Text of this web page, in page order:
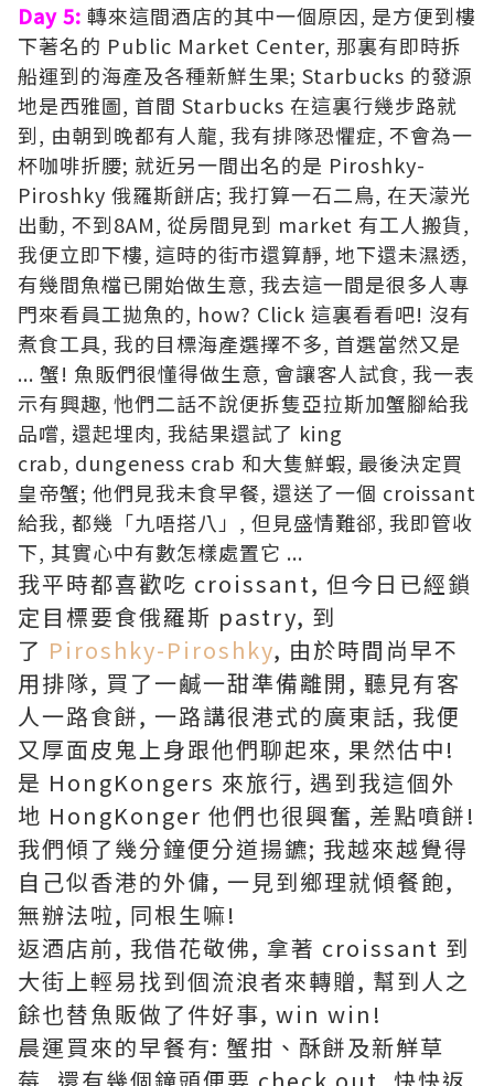
Day 5: 轉來這間酒店的其中一個原因, 是方便到樓
下著名的 Public Market Center, 那裏有即時拆
船運到的海產及各種新鮮生果; Starbucks 的發源
地是西雅圖, 首間 Starbucks 在這裏行幾步路就
到, 由朝到晚都有人龍, 我有排隊恐懼症, 不會為一
杯咖啡折腰; 就近另一間出名的是 Piroshky-
Piroshky 俄羅斯餅店; 我打算一石二鳥, 在天濛光
出動, 不到8AM, 從房間見到 market 有工人搬貨,
我便立即下樓, 這時的街市還算靜, 地下還未濕透,
有幾間魚檔已開始做生意, 我去這一間是很多人專
門來看員工拋魚的, how? Click 這裏看看吧! 沒有
煮食工具, 我的目標海產選擇不多, 首選當然又是
... 蟹! 魚販們很懂得做生意, 會讓客人試食, 我一表
示有興趣, 忚們二話不說便拆隻亞拉斯加蟹腳給我
品嚐, 還起埋肉, 我結果還試了 king
crab, dungeness crab 和大隻鮮蝦, 最後決定買
皇帝蟹; 他們見我未食早餐, 還送了一個 croissant
給我, 都幾「九唔搭八」, 但見盛情難郤, 我即管收
下, 其實心中有數怎樣處置它 ...
我平時都喜歡吃 croissant, 但今日已經鎖
定目標要食俄羅斯 pastry, 到
了 Piroshky-Piroshky, 由於時間尚早不
用排隊, 買了一鹹一甜準備離開, 聽見有客
人一路食餅, 一路講很港式的廣東話, 我便
又厚面皮鬼上身跟他們聊起來, 果然估中!
是 HongKongers 來旅行, 遇到我這個外
地 HongKonger 他們也很興奮, 差點噴餅!
我們傾了幾分鐘便分道揚鑣; 我越來越覺得
自己似香港的外傭, 一見到鄉理就傾餐飽,
無辦法啦, 同根生嘛!
返酒店前, 我借花敬佛, 拿著 croissant 到
大街上輕易找到個流浪者來轉贈, 幫到人之
餘也替魚販做了件好事, win win!
晨運買來的早餐有: 蟹拑、酥餅及新觧草